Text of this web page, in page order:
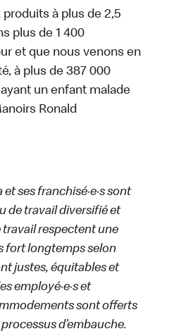
à plus de 2,5
plus de 1 400
et que nous venons en
à plus de 387 000
un enfant malade
Ronald
ses franchisé·e·s sont
de travail diversifié et
travail respectent une
fort longtemps selon
justes, équitables et
employé·e·s et
sont offerts
d’embauche.